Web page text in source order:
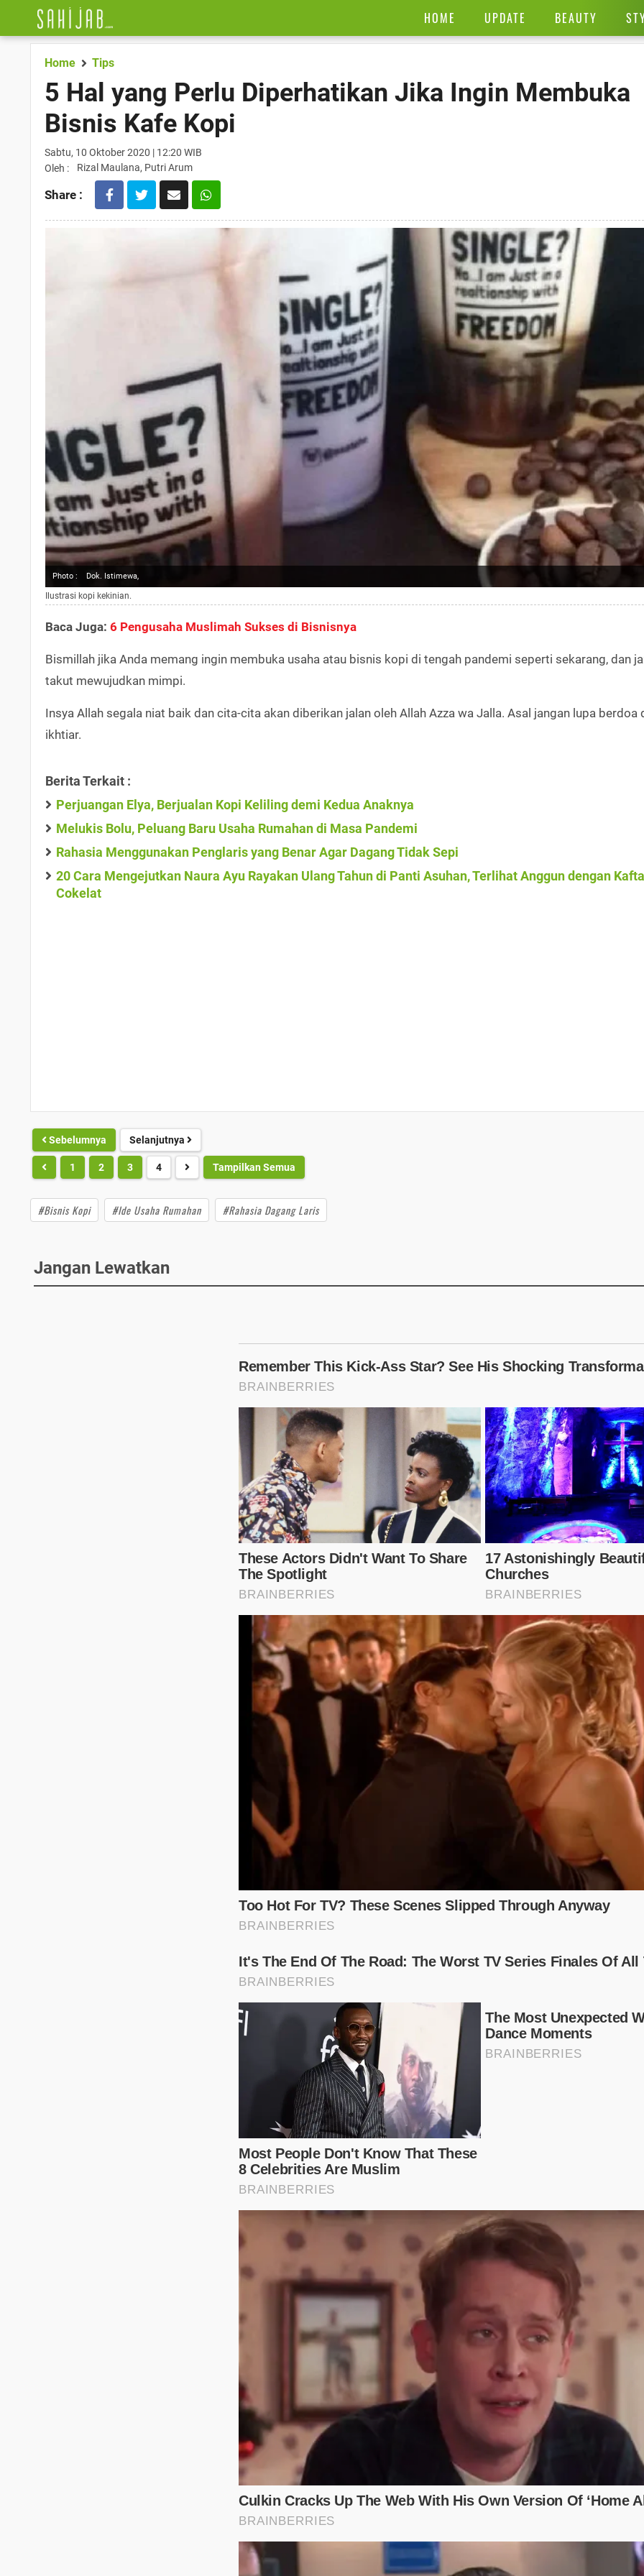
HOME UPDATE BEAUTY
Home Tips
5 Hal yang Perlu Diperhatikan Jika Ingin Membuka
Bisnis Kafe Kopi
Sabtu, 10 Oktober 2020 | 12:20 WIB
Oleh :
Rizal Maulana, Putri Arum
Share :
Photo : Dok. Istimewa,
Ilustrasi kopi kekinian.
Baca Juga: 6 Pengusaha Muslimah Sukses di Bisnisnya
Bismillah jika Anda memang ingin membuka usaha atau bisnis kopi di tengah pandemi seperti sekarang, dan
takut mewujudkan mimpi.
Insya Allah segala niat baik dan cita-cita akan diberikan jalan oleh Allah Azza wa Jalla. Asal jangan lupa berdoa
ikhtiar.
Berita Terkait :
Perjuangan Elya, Berjualan Kopi Keliling demi Kedua Anaknya
Melukis Bolu, Peluang Baru Usaha Rumahan di Masa Pandemi
Rahasia Menggunakan Penglaris yang Benar Agar Dagang Tidak Sepi
20 Cara Mengejutkan Naura Ayu Rayakan Ulang Tahun di Panti Asuhan, Terlihat Anggun dengan
Cokelat
Sebelumnya Selanjutnya
1 2 3 4 Tampilkan Semua
#Bisnis Kopi #Ide Usaha Rumahan #Rahasia Dagang Laris
Jangan Lewatkan